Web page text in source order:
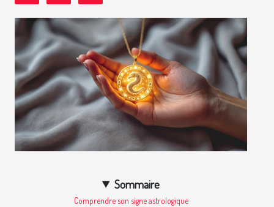
Sommaire
Comprendre son signe astrologique